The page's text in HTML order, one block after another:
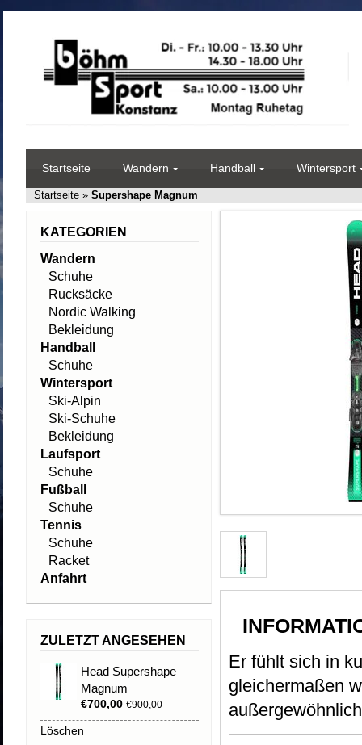
Startseite Wandern Handball Wintersport
Startseite » Supershape Magnum
Er fühlt sich in
gleichermaßen
vielseitigste
KATEGORIEN
Wandern
Schuhe
Rucksäcke
Nordic Walking
Bekleidung
Handball
Schuhe
Wintersport
Ski-Alpin
Ski-Schuhe
Bekleidung
Laufsport
Schuhe
Fußball
Schuhe
Tennis
Schuhe
Racket
Anfahrt
ZULETZT ANGESEHEN
Head Supershape
Magnum
€700,00 €900,00
Löschen